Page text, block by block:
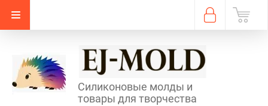
Силиконовые молды и
товары для творчества